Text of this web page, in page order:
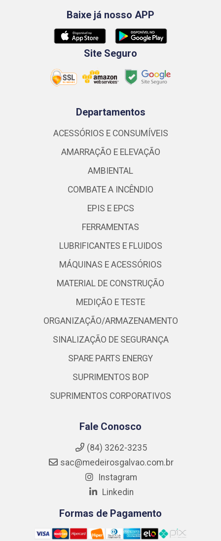
Baixe já nosso APP
Site Seguro
Departamentos
ACESSÓRIOS E CONSUMÍVEIS
AMARRAÇÃO E ELEVAÇÃO
AMBIENTAL
COMBATE A INCÊNDIO
EPIS E EPCS
FERRAMENTAS
LUBRIFICANTES E FLUIDOS
MÁQUINAS E ACESSÓRIOS
MATERIAL DE CONSTRUÇÃO
MEDIÇÃO E TESTE
ORGANIZAÇÃO/ARMAZENAMENTO
SINALIZAÇÃO DE SEGURANÇA
SPARE PARTS ENERGY
SUPRIMENTOS BOP
SUPRIMENTOS CORPORATIVOS
Fale Conosco
(84) 3262-3235
sac@medeirosgalvao.com.br
Instagram
Linkedin
Formas de Pagamento